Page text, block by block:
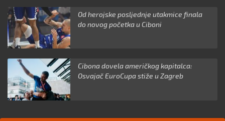
Od herojske posljednje utakmice finala
do novog početka u Ciboni
Cibona dovela američkog kapitalca:
Osvajač EuroCupa stiže u Zagreb